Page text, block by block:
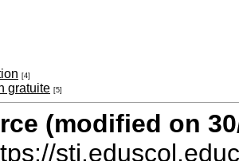
[4]
gratuite [5]
(modified on